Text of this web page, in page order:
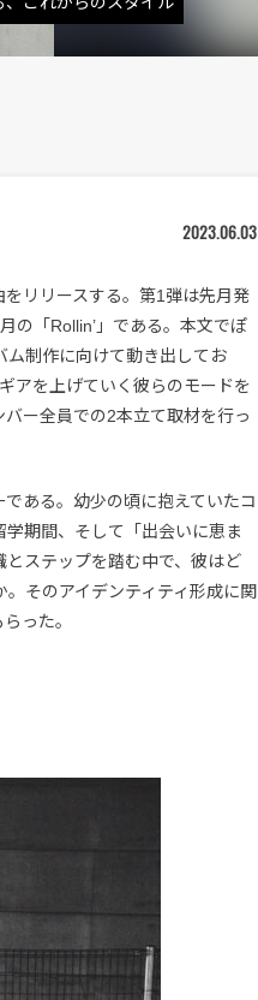
2023.06.03
リリースする。第1弾は先月発
の「Rollin’」である。本文でぽ
ム制作に向けて動き出してお
アを上げていく彼らのモードを
ー全員での2本立て取材を行っ
ある。幼少の頃に抱えていたコ
期間、そして「出会いに恵ま
ステップを踏む中で、彼はど
そのアイデンティティ形成に関
った。